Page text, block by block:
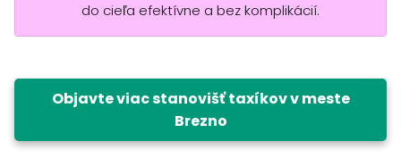
do cieľa efektívne a bez komplikácií.
Objavte viac stanovišť taxíkov v meste
Brezno